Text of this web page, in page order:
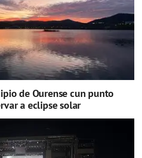
de Ourense cun punto
a eclipse solar